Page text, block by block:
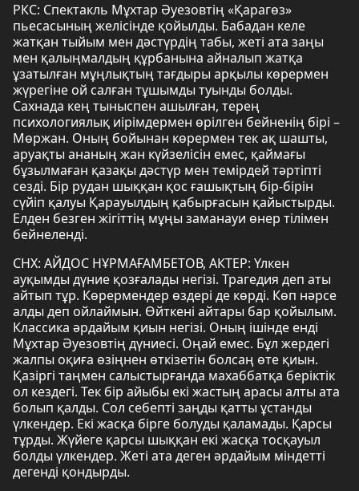
РКС: Спектакль Мұхтар Әуезовтің «Қарагөз»
пьесасының желісінде қойылды. Бабадан келе
жатқан тыйым мен дәстүрдің табы, жеті ата заңы
мен қалыңмалдың құрбанына айналып жатқа
ұзатылған мұңлықтың тағдыры арқылы көрермен
жүрегіне ой салған тұшымды туынды болды.
Сахнада кең тыныспен ашылған, терең
психологиялық иірімдермен өрілген бейненің бірі –
Мөржан. Оның бойынан көрермен тек ақ шашты,
аруақты ананың жан күйзелісін емес, қаймағы
бұзылмаған қазақы дәстүр мен темірдей тәртіпті
сезді. Бір рудан шыққан қос ғашықтың бір-бірін
сүйіп қалуы Қарауылдың қабырғасын қайыстырды.
Елден безген жігіттің мұңы заманауи өнер тілімен
бейнеленді.
СНХ: АЙДОС НҰРМАҒАМБЕТОВ, АКТЕР: Үлкен
ауқымды дүние қозғалады негізі. Трагедия деп аты
айтып тұр. Көрермендер өздері де көрді. Көп нәрсе
алды деп ойлаймын. Өйткені айтары бар қойылым.
Классика әрдайым қиын негізі. Оның ішінде енді
Мұхтар Әуезовтің дүниесі. Оңай емес. Бұл жердегі
жалпы оқиға өзіңнен өткізетін болсаң өте қиын.
Қазіргі таңмен салыстырғанда махаббатқа беріктік
ол кездегі. Тек бір айыбы екі жастың арасы алты ата
болып қалды. Сол себепті заңды қатты ұстанды
үлкендер. Екі жасқа бірге болуды қаламады. Қарсы
тұрды. Жүйеге қарсы шыққан екі жасқа тосқауыл
болды үлкендер. Жеті ата деген әрдайым міндетті
дегенді қондырды.